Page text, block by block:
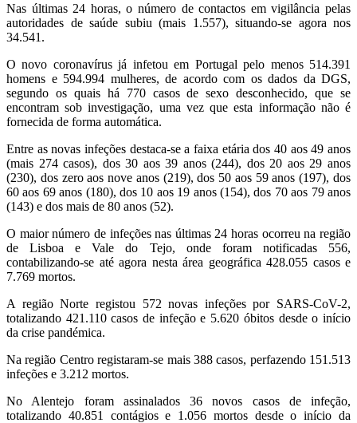
Nas últimas 24 horas, o número de contactos em vigilância pelas
autoridades de saúde subiu (mais 1.557), situando-se agora nos
34.541.
O novo coronavírus já infetou em Portugal pelo menos 514.391
homens e 594.994 mulheres, de acordo com os dados da DGS,
segundo os quais há 770 casos de sexo desconhecido, que se
encontram sob investigação, uma vez que esta informação não é
fornecida de forma automática.
Entre as novas infeções destaca-se a faixa etária dos 40 aos 49 anos
(mais 274 casos), dos 30 aos 39 anos (244), dos 20 aos 29 anos
(230), dos zero aos nove anos (219), dos 50 aos 59 anos (197), dos
60 aos 69 anos (180), dos 10 aos 19 anos (154), dos 70 aos 79 anos
(143) e dos mais de 80 anos (52).
O maior número de infeções nas últimas 24 horas ocorreu na região
de Lisboa e Vale do Tejo, onde foram notificadas 556,
contabilizando-se até agora nesta área geográfica 428.055 casos e
7.769 mortos.
A região Norte registou 572 novas infeções por SARS-CoV-2,
totalizando 421.110 casos de infeção e 5.620 óbitos desde o início
da crise pandémica.
Na região Centro registaram-se mais 388 casos, perfazendo 151.513
infeções e 3.212 mortos.
No Alentejo foram assinalados 36 novos casos de infeção,
totalizando 40.851 contágios e 1.056 mortos desde o início da